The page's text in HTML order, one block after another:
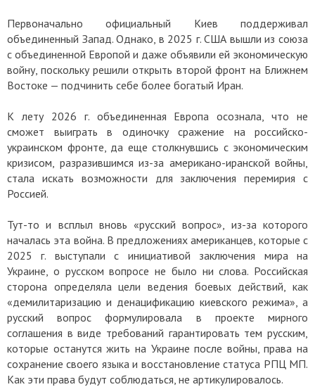
Первоначально официальный Киев поддерживал
объединенный Запад. Однако, в 2025 г. США вышли из союза
с объединенной Европой и даже объявили ей экономическую
войну, поскольку решили открыть второй фронт на Ближнем
Востоке — подчинить себе более богатый Иран.
К лету 2026 г. объединенная Европа осознала, что не
сможет выиграть в одиночку сражение на российско-
украинском фронте, да еще столкнувшись с экономическим
кризисом, разразившимся из-за американо-иранской войны,
стала искать возможности для заключения перемирия с
Россией.
Тут-то и всплыл вновь «русский вопрос», из-за которого
началась эта война. В предложениях американцев, которые с
2025 г. выступали с инициативой заключения мира на
Украине, о русском вопросе не было ни слова. Российская
сторона определяла цели ведения боевых действий, как
«демилитаризацию и денацификацию киевского режима», а
русский вопрос формулировала в проекте мирного
соглашения в виде требований гарантировать тем русским,
которые останутся жить на Украине после войны, права на
сохранение своего языка и восстановление статуса РПЦ МП.
Как эти права будут соблюдаться, не артикулировалось.